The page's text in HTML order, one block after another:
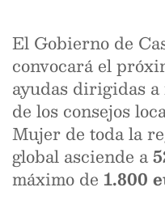
El Gobierno de
convocará el
ayudas dirigidas
de los consejos
Mujer de toda la
global asciende a
máximo de 1.800